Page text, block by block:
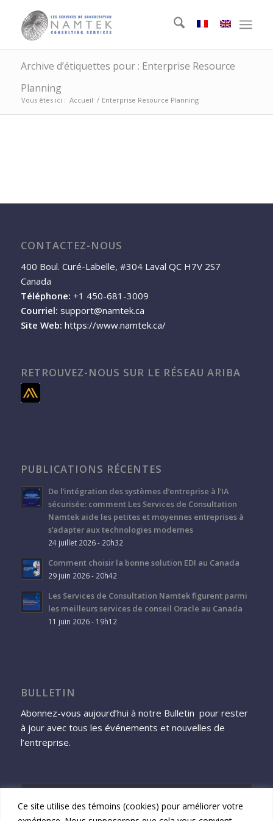
Ce site utilise des témoins (cookies) pour améliorer votre
Archive d’étiquettes pour : Enterprise Resource
Planning
Vous êtes ici : Accueil / Enterprise Resource Planning
CONTACTEZ-NOUS
400 Boul. Curé-Labelle, #304 Laval QC H7V 2S7
Canada
Téléphone: +1 450-681-3009
Courriel: support@namtek.ca
Site Web: https://www.namtek.ca/
RETROUVEZ-NOUS SUR LE RÉSEAU ARIBA
PUBLICATIONS RÉCENTES
De l’intégration des systèmes d’entreprise à l’IA
sécurisée: comment Les Services de Consultation
Namtek aide les petites et moyennes entreprises à
s’adapter aux technologies modernes
24 juillet 2026 - 20h32
Comment choisir la bonne solution EDI au Canada
29 juin 2026 - 20h42
Les Services de Consultation Namtek figurent parmi
les meilleurs services de conseil Oracle au Canada
11 juin 2026 - 19h12
BULLETIN
Abonnez-vous aujourd’hui à notre Bulletin pour rester
à jour avec tous les événements et nouvelles de
l’entreprise.